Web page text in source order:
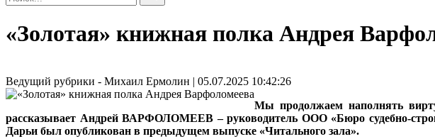
«Золотая» книжная полка Андрея
Ведущий рубрики - Михаил Ермолин | 05.07.2025 10:42:26
Мы продолжаем наполнять
рассказывает Андрей ВАРФОЛОМЕЕВ – руководитель ООО «Бюро судебно-
Дарьи был опубликован в предыдущем выпуске «Читального зала».